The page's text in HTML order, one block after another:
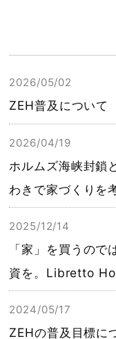
2026/05/02
ZEH普及について
2026/04/19
ホルムズ海峡封鎖
わきで家づくりを
2025/12/14
「家」を買うの
資を。Libretto
2024/05/17
ZEHの普及目標に